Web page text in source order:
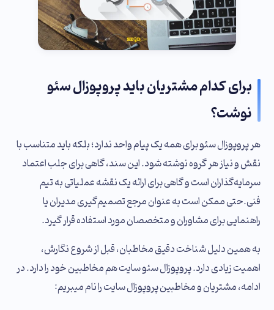
برای کدام مشتریان باید پروپوزال سئو
نوشت؟
هر پروپوزال سئو برای همه یک پیام واحد ندارد؛ بلکه باید متناسب با
نقش و نیاز هر گروه نوشته شود. این سند، گاهی برای جلب اعتماد
سرمایه‌گذاران است و گاهی برای ارائه یک نقشه عملیاتی به تیم
فنی.حتی ممکن است به عنوان مرجع تصمیم‌گیری مدیران یا
راهنمایی برای مشاوران و متخصصان مورد استفاده قرار گیرد.
به همین دلیل شناخت دقیق مخاطبان، قبل از شروع نگارش،
اهمیت زیادی دارد. پروپوزال سئو سایت هم مخاطبین خود را دارد. در
ادامه، مشتریان و مخاطبین پروپوزال سایت را نام میبریم: